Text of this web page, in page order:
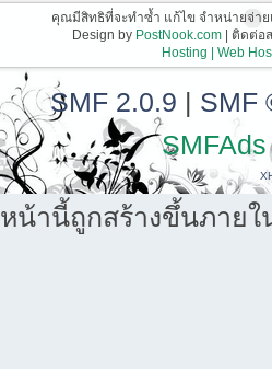
คุณมีสิทธิที่จะทำซ้ำ แก้ไข จำหน่ายจ่า
Design by PostNook.com| ติดต่อส
Hosting | Web
SMF 2.0.9 | SMF
SMFAds
หน้านี้ถูกสร้างขึ้นภายใ